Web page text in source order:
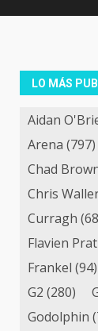
LO MÁS
Aidan
Arena (797)
Chad
Chris
Curragh
Flavien Prat
Frankel (94)
G2 (280)
Godolphin